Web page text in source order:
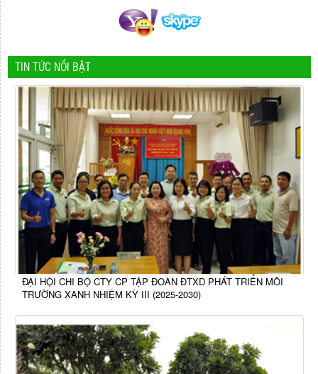
TIN TỨC NỔI BẬT
ĐẠI HỘI CHI BỘ CTY CP TẬP ĐOÀN ĐTXD PHÁT TRIỂN MÔI
TRƯỜNG XANH NHIỆM KỲ III (2025-2030)